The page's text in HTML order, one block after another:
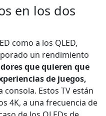
en los dos
como a los QLED,
un rendimiento
que quieren que
de juegos,
consola. Estos TV están
4K, a una frecuencia de